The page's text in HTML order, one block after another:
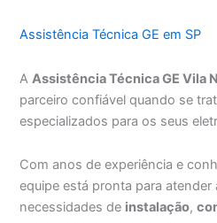
Assistência Técnica GE em SP
AAssistência Técnica GE Vila
parceiro confiável quando se
especializados para os seus
Com anos de experiência e
equipe está pronta para atender
necessidades de instalação,